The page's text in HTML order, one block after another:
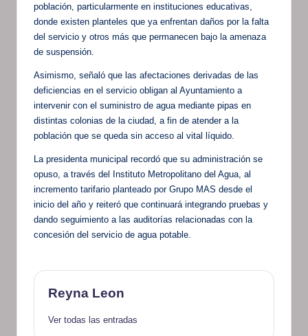
población, particularmente en instituciones educativas,
donde existen planteles que ya enfrentan daños por la falta
del servicio y otros más que permanecen bajo la amenaza
de suspensión.
Asimismo, señaló que las afectaciones derivadas de las
deficiencias en el servicio obligan al Ayuntamiento a
intervenir con el suministro de agua mediante pipas en
distintas colonias de la ciudad, a fin de atender a la
población que se queda sin acceso al vital líquido.
La presidenta municipal recordó que su administración se
opuso, a través del Instituto Metropolitano del Agua, al
incremento tarifario planteado por Grupo MAS desde el
inicio del año y reiteró que continuará integrando pruebas y
dando seguimiento a las auditorías relacionadas con la
concesión del servicio de agua potable.
Reyna Leon
Ver todas las entradas